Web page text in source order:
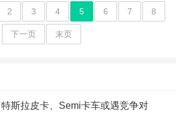
2 3 4 5 6 7 8
下一页 末页
特斯拉皮卡、Semi卡车或遇竞争对